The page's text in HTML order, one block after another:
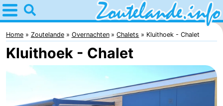
Home
Zoutelande
Tips
Voor
kinderen
Webcam
Home Zoutelande Overnachten Chalets Kluithoek - Chalet
Kluithoek - Chalet